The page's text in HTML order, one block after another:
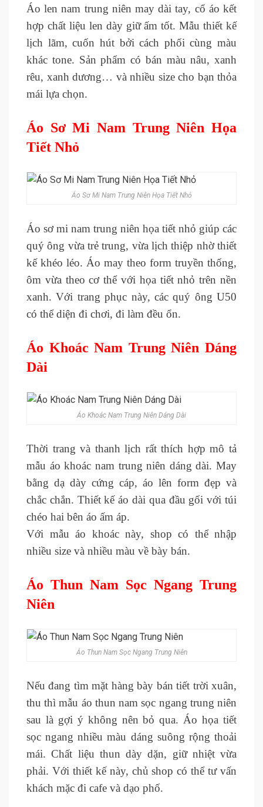
Áo len nam trung niên may dài tay, cổ áo kết
hợp chất liệu len dày giữ ấm tốt. Mẫu thiết kế
lịch lãm, cuốn hút bởi cách phối cùng màu
khác tone. Sản phẩm có bán màu nâu, xanh
rêu, xanh dương… và nhiều size cho bạn thỏa
mái lựa chọn.
Áo Sơ Mi Nam Trung Niên Họa
Tiết Nhỏ
Áo Sơ Mi Nam Trung Niên Họa Tiết Nhỏ
Áo sơ mi nam trung niên họa tiết nhỏ giúp các
quý ông vừa trẻ trung, vừa lịch thiệp nhờ thiết
kế khéo léo. Áo may theo form truyền thống,
ôm vừa theo cơ thể với họa tiết nhỏ trên nền
xanh. Với trang phục này, các quý ông U50
có thể diện đi chơi, đi làm đều ổn.
Áo Khoác Nam Trung Niên Dáng
Dài
Áo Khoác Nam Trung Niên Dáng Dài
Thời trang và thanh lịch rất thích hợp mô tả
mẫu áo khoác nam trung niên dáng dài. May
bằng dạ dày cứng cáp, áo lên form đẹp và
chắc chắn. Thiết kế áo dài qua đầu gối với túi
chéo hai bên áo ấm áp.
Với mẫu áo khoác này, shop có thể nhập
nhiều size và nhiều màu về bày bán.
Áo Thun Nam Sọc Ngang Trung
Niên
Áo Thun Nam Sọc Ngang Trung Niên
Nếu đang tìm mặt hàng bày bán tiết trời xuân,
thu thì mẫu áo thun nam sọc ngang trung niên
sau là gợi ý không nên bỏ qua. Áo họa tiết
sọc ngang nhiều màu dáng suông rộng thoải
mái. Chất liệu thun dày dặn, giữ nhiệt vừa
phải. Với thiết kế này, chủ shop có thể tư vấn
khách mặc đi cafe và dạo phố.